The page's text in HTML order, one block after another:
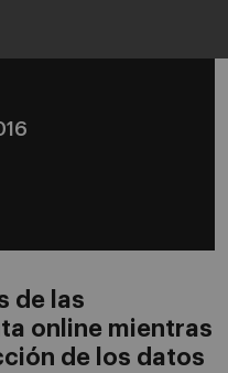
de las
online mientras
de los datos